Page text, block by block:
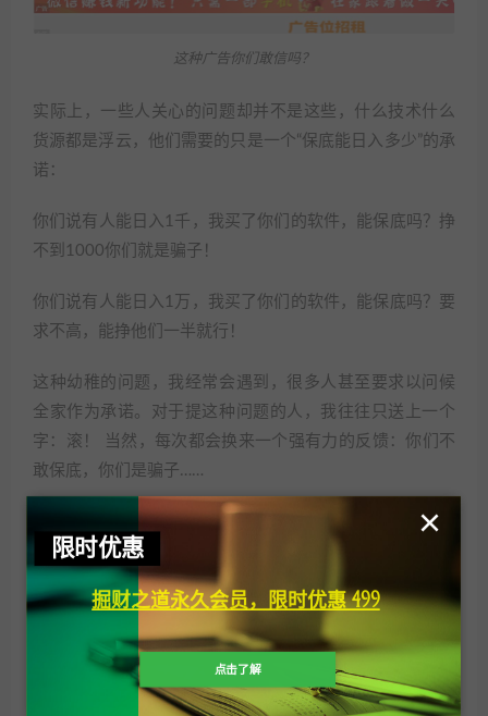
这种广告你们敢信吗？
实际上，一些人关心的问题却并不是这些，什么技术什么
货源都是浮云，他们需要的只是一个“保底能日入多少”的承
诺：
你们说有人能日入1千，我买了你们的软件，能保底吗？挣
不到1000你们就是骗子！
你们说有人能日入1万，我买了你们的软件，能保底吗？要
求不高，能挣他们一半就行！
这种幼稚的问题，我经常会遇到，很多人甚至要求以问候
全家作为承诺。对于提这种问题的人，我往往只送上一个
字：滚！ 当然，每次都会换来一个强有力的反馈：你们不
敢保底，你们是骗子……
换做电脑前的你，会怎么回答？会觉得这些问题讨厌吗？
其实从一个客服的角度来说，他们并不算难缠的一类人；
甚至可以这么说，这些人的钱，其实是最好赚的：我只要
说可以保底，他们当中至少90%的人都会痛快掏钱。但每
一个打算长期经营的正规项目，都不会给客户做出这种sb
式的承诺，因为人的执行力差别太大了。马云这么牛逼，
限时优惠
掘财之道永久会员，限时优惠 499
点击了解
×